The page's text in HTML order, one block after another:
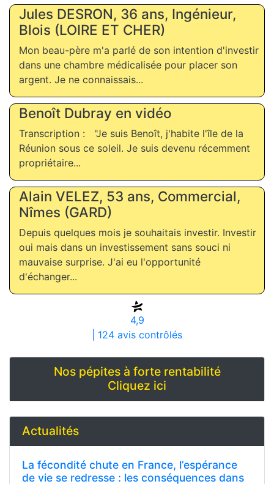
Jules DESRON, 36 ans, Ingénieur,
Blois (LOIRE ET CHER)
Mon beau-père m'a parlé de son intention d'investir
dans une chambre médicalisée pour placer son
argent. Je ne connaissais...
Benoît Dubray en vidéo
Transcription : "Je suis Benoît, j'habite l'île de la
Réunion sous ce soleil. Je suis devenu récemment
propriétaire...
Alain VELEZ, 53 ans, Commercial,
Nîmes (GARD)
Depuis quelques mois je souhaitais investir. Investir
oui mais dans un investissement sans souci ni
mauvaise surprise. J'ai eu l'opportunité
d'échanger...
4,9
| 124 avis contrôlés
Nos pépites à forte rentabilité
Cliquez ici
Actualités
La fécondité chute en France, l’espérance
de vie se redresse : les conséquences dans